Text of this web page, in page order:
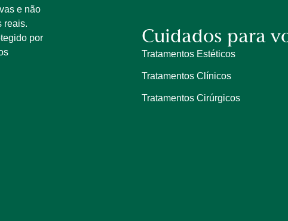
e não
reais.
por
Cuidados para
Tratamentos Estéticos
Tratamentos Clínicos
Tratamentos Cirúrgicos